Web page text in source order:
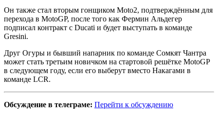
Он также стал вторым гонщиком Moto2, подтверждённым для
перехода в MotoGP, после того как Фермин Альдегер
подписал контракт с Ducati и будет выступать в команде
Gresini.
Друг Огуры и бывший напарник по команде Сомкят Чантра
может стать третьим новичком на стартовой решётке MotoGP
в следующем году, если его выберут вместо Накагами в
команде LCR.
Обсуждение в телеграме: Перейти к обсуждению